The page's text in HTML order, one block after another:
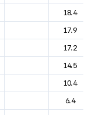
18.4
17.9
17.2
14.5
10.4
6.4